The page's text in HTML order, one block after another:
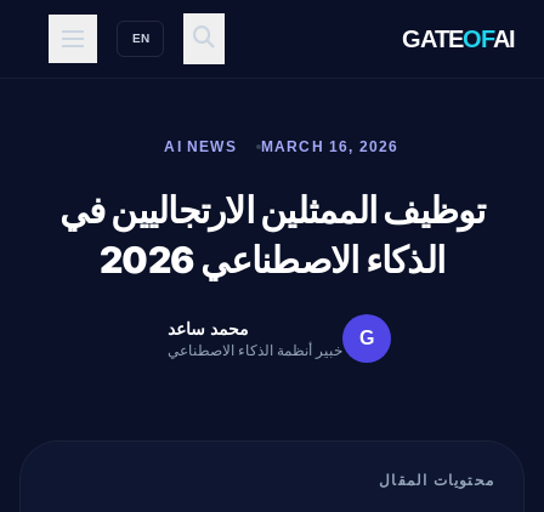
GATEOFAI
EN
MARCH 16, 2026
AI NEWS
توظيف الممثلين الارتجاليين في
الذكاء الاصطناعي 2026
G محمد ساعد
خبير أنظمة الذكاء الاصطناعي
محتويات المقال